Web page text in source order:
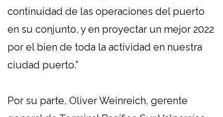
continuidad de las operaciones del puerto
en su conjunto, y en proyectar un mejor 2022
por el bien de toda la actividad en nuestra
ciudad puerto.”
Por su parte, Oliver Weinreich, gerente